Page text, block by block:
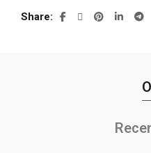
Share